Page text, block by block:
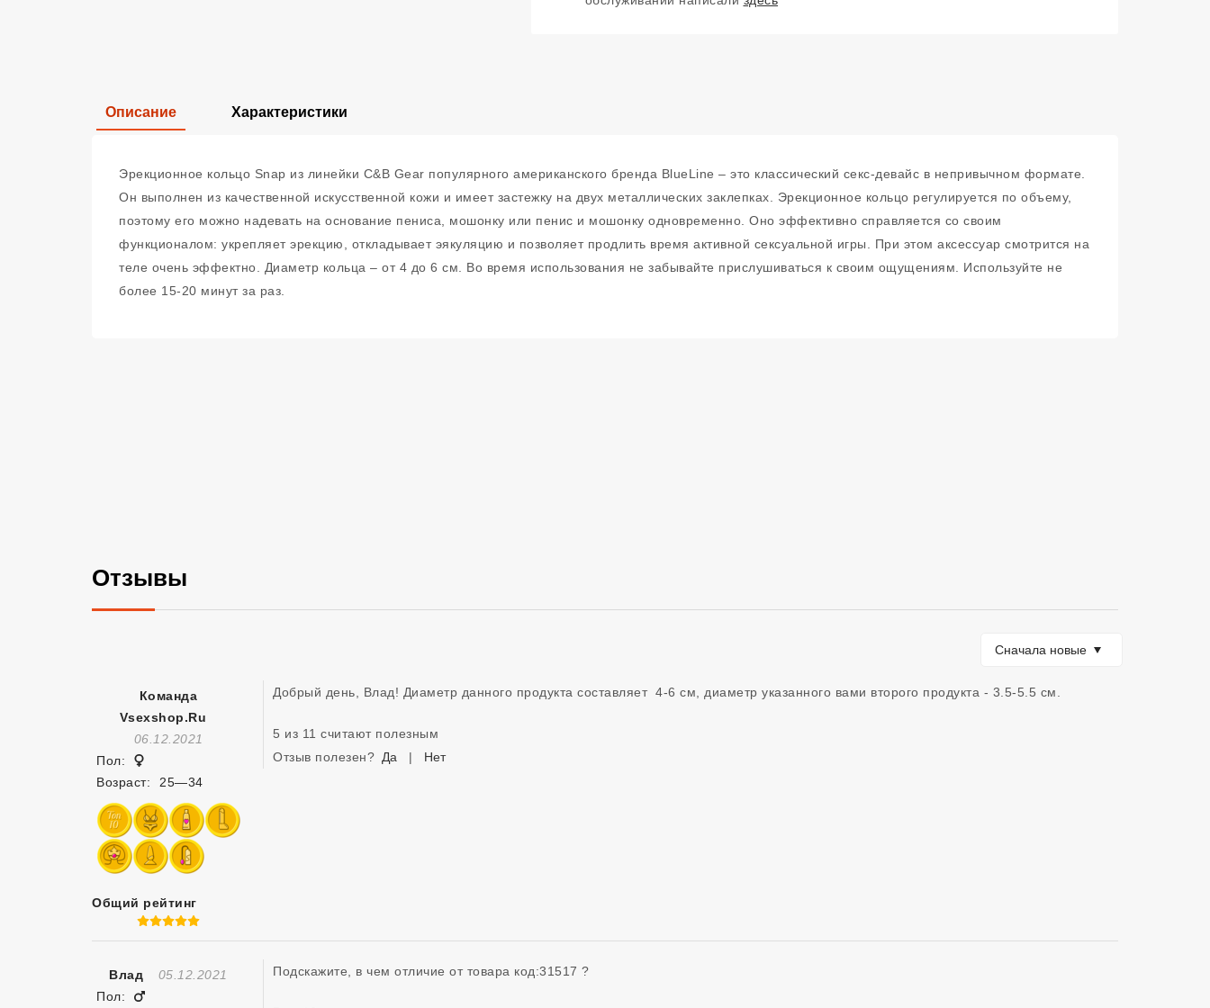
Описание Характеристики
Эрекционное кольцо Snap из линейки C&B Gear популярного американского бренда BlueLine – это классический секс-девайс в непривычном формате.
Он выполнен из качественной искусственной кожи и имеет застежку на двух металлических заклепках. Эрекционное кольцо регулируется по объему,
поэтому его можно надевать на основание пениса, мошонку или пенис и мошонку одновременно. Оно эффективно справляется со своим
функционалом: укрепляет эрекцию, откладывает эякуляцию и позволяет продлить время активной сексуальной игры. При этом аксессуар смотрится на
теле очень эффектно. Диаметр кольца – от 4 до 6 см. Во время использования не забывайте прислушиваться к своим ощущениям. Используйте не
более 15-20 минут за раз.
Отзывы
Сортировать по
Сначала новые
Команда
Vsexshop.ru
Отзыв Создан
06.12.2021
Пол:
Возраст:
25—34
Общий рейтинг
5 из 5
Добрый день, Влад! Диаметр данного продукта составляет  4-6 см, диаметр указанного вами второго продукта - 3.5-5.5 см.
5 из 11 считают полезным
Отзыв полезен? Да | Нет
Влад Отзыв Создан
05.12.2021
Пол:
Подскажите, в чем отличие от товара код:31517 ?